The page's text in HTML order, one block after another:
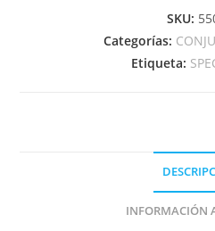
SKU:
Categorías:
Etiqueta:
INFORMACIÓN